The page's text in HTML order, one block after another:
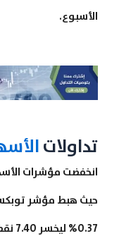
الأسبوع.
تداولات
انخفضت مؤشرات
حيث هبط مؤشر توبكس